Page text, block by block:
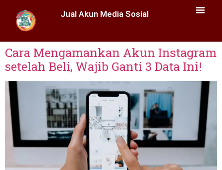
Jual Akun Media Sosial
Cara Mengamankan Akun Instagram
setelah Beli, Wajib Ganti 3 Data Ini!